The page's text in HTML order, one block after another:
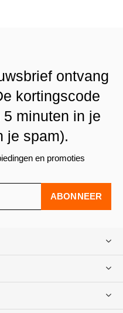
ontvang
kortingscode
minuten in je
je spam).
en promoties
ABONNEER